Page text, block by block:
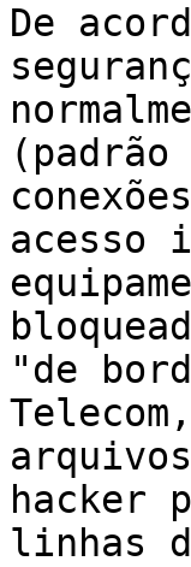
De
acesso
"de
hacker
linhas